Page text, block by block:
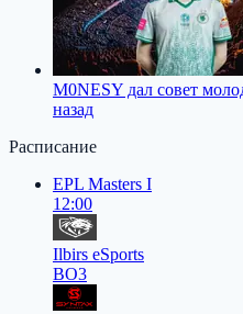
M0NESY дал совет
назад
Расписание
EPL Masters I
12:00
Ilbirs eSports
BO3